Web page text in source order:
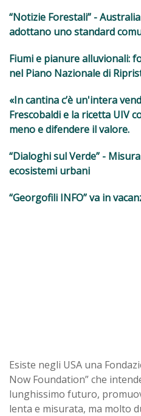
“Notizie Forestali” -
adottano uno standard
Fiumi e pianure alluvionali:
nel Piano Nazionale di
«In cantina c’è un'intera
Frescobaldi e la ricetta UIV
meno e difendere il valore.
“Dialoghi sul Verde” -
ecosistemi urbani
“Georgofili INFO” va in
Esiste negli USA una
Now Foundation” che
lunghissimo futuro,
lenta e misurata, ma molto